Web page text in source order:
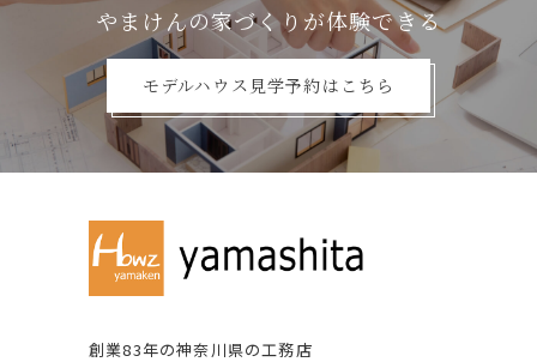
やまけんの家づくりが体験できる
モデルハウス見学予約はこちら
創業83年の神奈川県の⼯務店